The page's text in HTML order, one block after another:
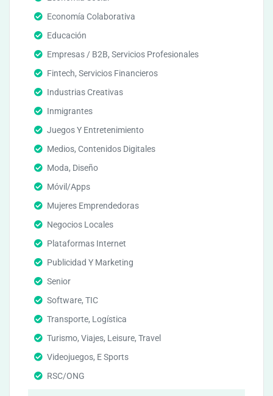
Economía Colaborativa
Educación
Empresas / B2B, Servicios Profesionales
Fintech, Servicios Financieros
Industrias Creativas
Inmigrantes
Juegos Y Entretenimiento
Medios, Contenidos Digitales
Moda, Diseño
Móvil/Apps
Mujeres Emprendedoras
Negocios Locales
Plataformas Internet
Publicidad Y Marketing
Senior
Software, TIC
Transporte, Logística
Turismo, Viajes, Leisure, Travel
Videojuegos, E Sports
RSC/ONG